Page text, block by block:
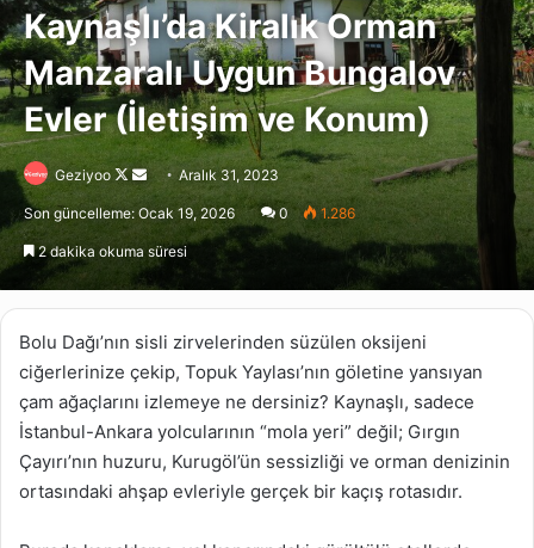
Kaynaşlı’da Kiralık Orman
Manzaralı Uygun Bungalov
Evler (İletişim ve Konum)
Geziyoo
Follow
on
X
Bir
e-
posta
göndermek
Aralık 31, 2023
Son güncelleme: Ocak 19, 2026 0 1.286
2 dakika okuma süresi
Bolu Dağı’nın sisli zirvelerinden süzülen oksijeni
ciğerlerinize çekip, Topuk Yaylası’nın göletine yansıyan
çam ağaçlarını izlemeye ne dersiniz? Kaynaşlı, sadece
İstanbul-Ankara yolcularının “mola yeri” değil; Gırgın
Çayırı’nın huzuru, Kurugöl’ün sessizliği ve orman denizinin
ortasındaki ahşap evleriyle gerçek bir kaçış rotasıdır.